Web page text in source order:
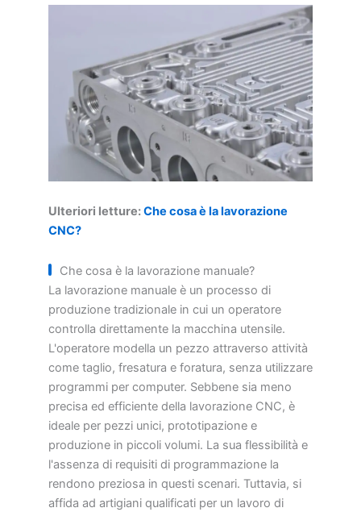
Ulteriori letture:Che cosa è la lavorazione
CNC?
Che cosa è la lavorazione manuale?
La lavorazione manuale è un processo di
produzione tradizionale in cui un operatore
controlla direttamente la macchina utensile.
L'operatore modella un pezzo attraverso attività
come taglio, fresatura e foratura, senza utilizzare
programmi per computer. Sebbene sia meno
precisa ed efficiente della lavorazione CNC, è
ideale per pezzi unici, prototipazione e
produzione in piccoli volumi. La sua flessibilità e
l'assenza di requisiti di programmazione la
rendono preziosa in questi scenari. Tuttavia, si
affida ad artigiani qualificati per un lavoro di